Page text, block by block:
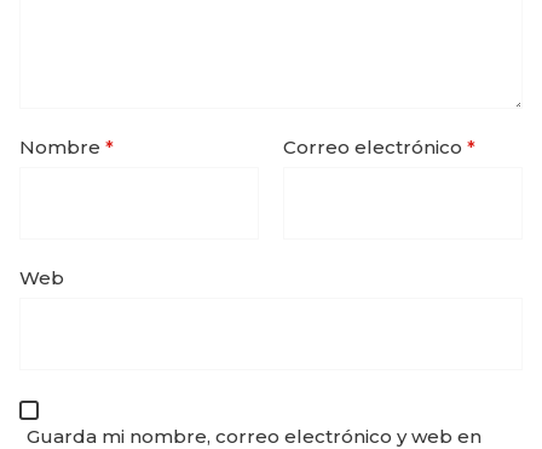
Nombre * Correo electrónico *
Web
Guarda mi nombre, correo electrónico y web en